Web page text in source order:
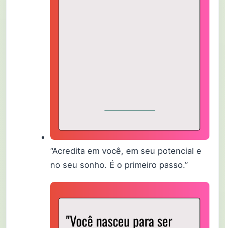
“Acredita em você, em seu potencial e
no seu sonho. É o primeiro passo.”